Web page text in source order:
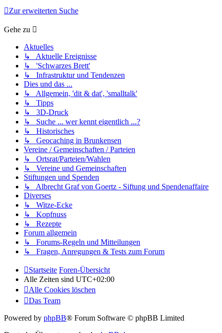
Zur erweiterten Suche
Gehe zu
Aktuelles
↳ Aktuelle Ereignisse
↳ 'Schwarzes Brett'
↳ Infrastruktur und Tendenzen
Dies und das ...
↳ Allgemein, 'dit & dat', 'smalltalk'
↳ Tipps
↳ 3D-Druck
↳ Suche ... wer kennt eigentlich ...?
↳ Historisches
↳ Geocaching in Brunkensen
Vereine / Gemeinschaften / Parteien
↳ Ortsrat/Parteien/Wahlen
↳ Vereine und Gemeinschaften
Stiftungen und Spenden
↳ Albrecht Graf von Goertz - Siftung und Spendenaffaire
Diverses
↳ Witze-Ecke
↳ Kopfnuss
↳ Rezepte
Forum allgemein
↳ Forums-Regeln und Mitteilungen
↳ Fragen, Anregungen & Tests zum Forum
Startseite Foren-Übersicht
Alle Zeiten sind UTC+02:00
Alle Cookies löschen
Das Team
Powered by phpBB® Forum Software © phpBB Limited